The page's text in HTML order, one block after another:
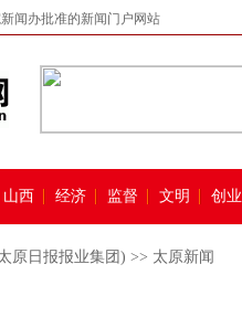
闻办批准的新闻门户网站
山西 经济 监督 文明 创业
原日报报业集团) >> 太原新闻